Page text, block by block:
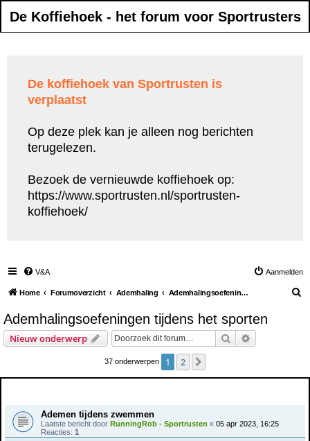
De Koffiehoek - het forum voor Sportrusters
De koffiehoek van Sportrusten is
verplaatst
Op deze plek kan je alleen nog berichten
terugelezen.
Bezoek de vernieuwde koffiehoek op:
https://www.sportrusten.nl/sportrusten-
koffiehoek/
V&A Aanmelden
Home Forumoverzicht Ademhaling Ademhalingsoefeningen tijdens het sporten
Ademhalingsoefeningen tijdens het sporten
Nieuw onderwerp Zoek
37 onderwerpen 1 2
Ademen tijdens zwemmen
Laatste bericht door RunningRob - Sportrusten « 05 apr 2023, 16:25
Reacties: 1